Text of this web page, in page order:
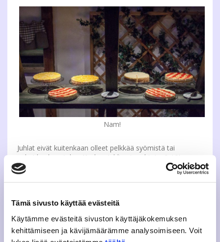
Tämä sivusto käyttää evästeitä
Käytämme evästeitä sivuston käyttäjäkokemuksen
kehittämiseen ja kävijämäärämme analysoimiseen. Voit
Nam!
Juhlat eivät kuitenkaan olleet pelkkää syömistä tai
puheiden kuuntelua. Kesken juhlien tapahtui ryöstö!
Insinöörit tulivat ja veivät edustajiston puheenjohtajan, eli
minut. Juhlaväen oli ratkaistava heille annetut arvoitukset,
jotta saivat minut takaisin. Arvoitukset ratkesivat ja pääsin